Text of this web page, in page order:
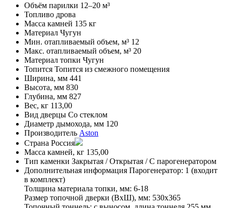
Объём парилки 12–20 м³
Топливо дрова
Масса камней 135 кг
Материал Чугун
Мин. отапливаемый объем, м³ 12
Макс. отапливаемый объем, м³ 20
Материал топки Чугун
Топится Топится из смежного помещения
Ширина, мм 441
Высота, мм 830
Глубина, мм 827
Вес, кг 113,00
Вид дверцы Со стеклом
Диаметр дымохода, мм 120
Производитель Aston
Страна Россия
Масса камней, кг 135,00
Тип каменки Закрытая / Открытая / С парогенератором
Дополнительная информация Парогенератор: 1 (входит
в комплект)
Толщина материала топки, мм: 6-18
Размер топочной дверки (ВхШ), мм: 530х365